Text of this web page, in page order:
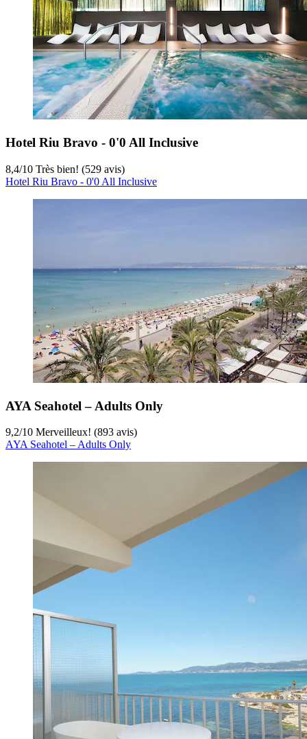
Hotel Riu Bravo - 0'0 All Inclusive
8,4/10 Très bien! (529 avis)
Hotel Riu Bravo - 0'0 All Inclusive
AYA Seahotel – Adults Only
9,2/10 Merveilleux! (893 avis)
AYA Seahotel – Adults Only